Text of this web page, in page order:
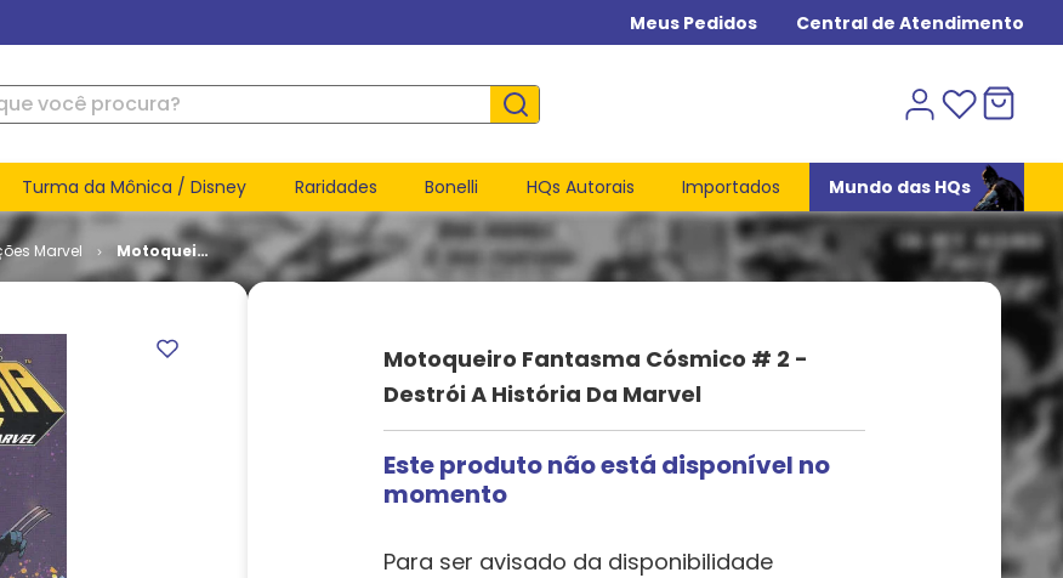
Meus Pedidos Central de Atendimento
você procura?
Turma da Mônica / Disney Raridades Bonelli HQs Autorais Importados Mundo das HQs
Marvel
Motoqueiro
Fantasma
a História
da Marvel
Motoqueiro Fantasma Cósmico # 2 -
Destrói A História Da Marvel
Este produto não está disponível no
momento
Para ser avisado da disponibilidade